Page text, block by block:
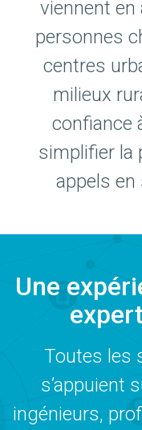
viennent
personnes
centres
milieux
confiance
simplifier la
appels en
Une
Toutes les
s’appuient
ingénieurs,